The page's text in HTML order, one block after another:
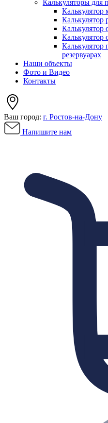
Калькуляторы для
Калькулятор
Калькулятор
Калькулятор
Калькулятор
Калькулятор
резервуарах
Наши объекты
Фото и Видео
Контакты
Ваш город: г. Ростов-на-Дону
Напишите нам